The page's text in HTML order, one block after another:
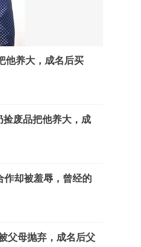
他养大，成名后买
捡废品把他养大，成
作却被羞辱，曾经的
父母抛弃，成名后父